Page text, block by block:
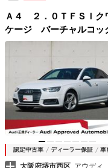
Ａ４ ２．０ＴＦＳＩ
ケージ バーチャルコッ
イトパッケージ シー
認定中古車 ディーラー保証 車
大阪府堺市西区